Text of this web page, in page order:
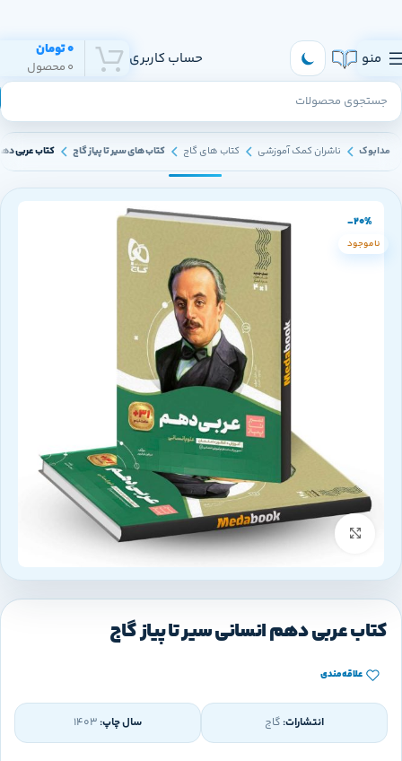
منو حساب کاربری 0 محصول
0تومان
مدابوک ناشران کمک آموزشی کتاب های گاج کتاب های سیر تا پیاز گاج کتاب عربی
-20%
ناموجود
بزرگنمایی تصویر
کتاب عربی دهم انسانی سیر تا پیاز گاج
علاقه‌مندی
انتشارات: گاج سال چاپ: